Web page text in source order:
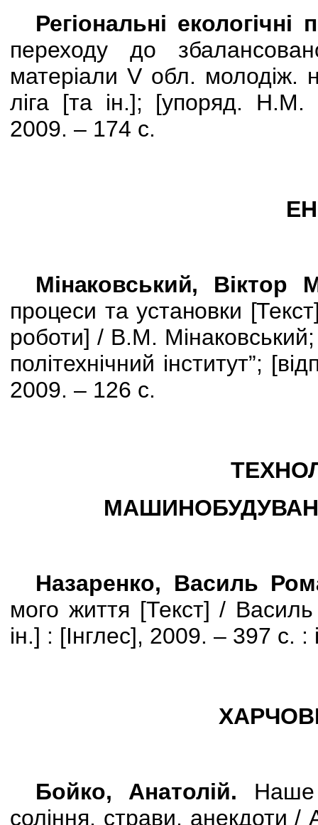
Регіональні
переходу до
матеріали Vобл. молодіж.
ліга [та ін.]; [упоряд. Н.М.
2009. – 174 с.
Мінаковський, Віктор
процеси та установки [Текст
роботи] / В.М. Мінаковський;
політехнічний інститут”;
2009. – 126 с.
Назаренко, Василь
мого життя [Текст] /
ін.] : [Інглес], 2009. – 397 с. :
Бойко, Анатолій.
соління, страви, анекдоти